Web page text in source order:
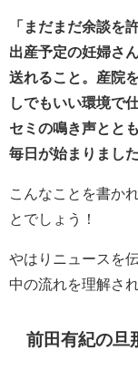
「まだまだ余談を
出産予定の妊婦さ
送れること。産院
しでもいい環境で
セミの鳴き声とと
毎日が始まりまし
こんなことを書か
とでしょう！
やはりニュースを
中の流れを理解さ
前田有紀の旦